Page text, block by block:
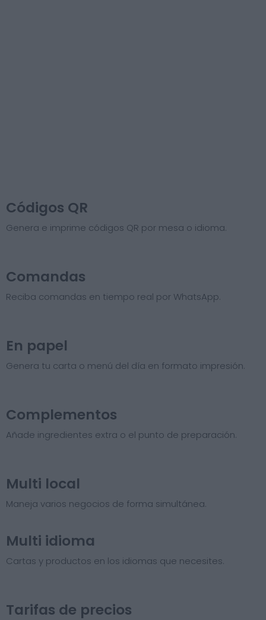
Códigos QR
Genera e imprime códigos QR por mesa o idioma.
Comandas
Reciba comandas en tiempo real por WhatsApp.
En papel
Genera tu carta o menú del día en formato impresión.
Complementos
Añade ingredientes extra o el punto de preparación.
Multi local
Maneja varios negocios de forma simultánea.
Multi idioma
Cartas y productos en los idiomas que necesites.
Tarifas de precios​